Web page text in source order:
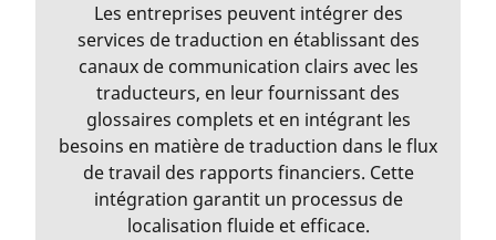
Les entreprises peuvent intégrer des
services de traduction en établissant des
canaux de communication clairs avec les
traducteurs, en leur fournissant des
glossaires complets et en intégrant les
besoins en matière de traduction dans le flux
de travail des rapports financiers. Cette
intégration garantit un processus de
localisation fluide et efficace.